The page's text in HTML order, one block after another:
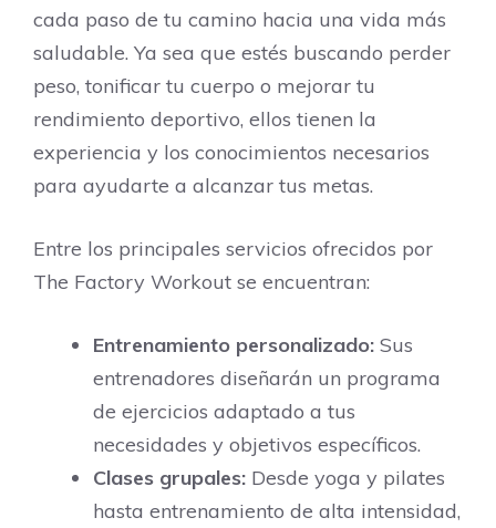
cada paso de tu camino hacia una vida más
saludable. Ya sea que estés buscando perder
peso, tonificar tu cuerpo o mejorar tu
rendimiento deportivo, ellos tienen la
experiencia y los conocimientos necesarios
para ayudarte a alcanzar tus metas.
Entre los principales servicios ofrecidos por
The Factory Workout se encuentran:
Entrenamiento personalizado: Sus
entrenadores diseñarán un programa
de ejercicios adaptado a tus
necesidades y objetivos específicos.
Clases grupales: Desde yoga y pilates
hasta entrenamiento de alta intensidad,